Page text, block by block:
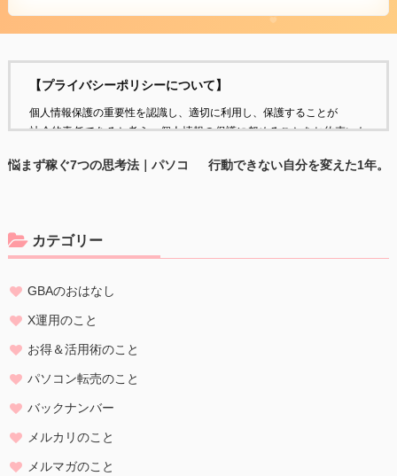
【プライバシーポリシーについて】
個人情報保護の重要性を認識し、適切に利用し、保護することが
社会的責任であると考え、個人情報の保護に努めることをお約束いた
電子メールアドレス、職業、勤務先等、特定の個人を識別し得る情報
をいいます。
個人情報の収集・利用
当方は、以下の目的のため、その範囲内においてのみ、個人情報を収
自発的な提供によるものであり、お客様が個人情報を提供された場合
は、当方が本方針に則って個人情報を 利用することをお客様が許諾し
・新商品の案内などお客様に有益かつ必要と思われる情報の提供
・業務遂行上で必要となる当方からの問い合わせ、確認、および
悩まず稼ぐ7つの思考法｜パソコ
行動できない自分を変えた1年。
カテゴリー
GBAのおはなし
X運用のこと
お得＆活用術のこと
パソコン転売のこと
バックナンバー
メルカリのこと
メルマガのこと